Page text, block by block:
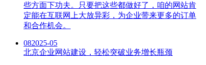
些方面下功夫。只要把这些都做好了，咱的网站肯
定能在互联网上大放异彩，为企业带来更多的订单
和合作机会。
082025-05
北京企业网站建设，轻松突破业务增长瓶颈